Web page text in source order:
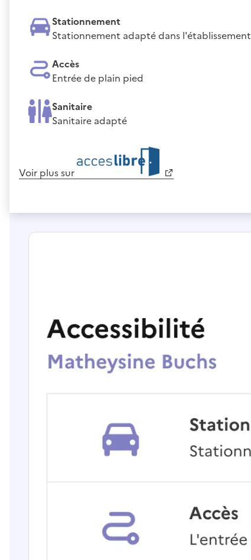
Stationnement
Stationnement adapté dans l'établissement
Accès
Entrée de plain pied
Sanitaire
Sanitaire adapté
Voir plus sur